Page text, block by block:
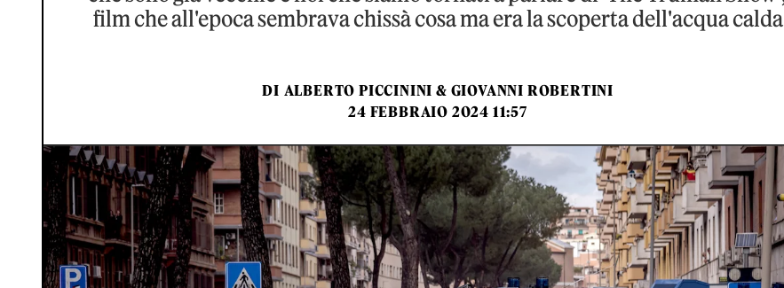
film che all'epoca sembrava chissà cosa ma era la scoperta dell'acqua calda
DI ALBERTO PICCININI & GIOVANNI ROBERTINI
24 FEBBRAIO 2024 11:57